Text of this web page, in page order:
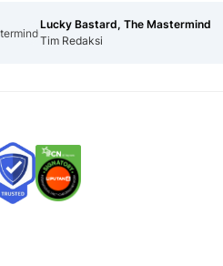
Lucky Bastard, The Mastermind
Tim Redaksi